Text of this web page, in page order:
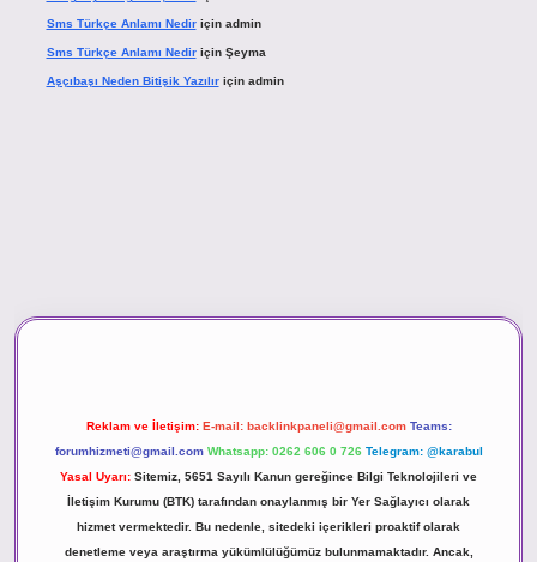
Sms Türkçe Anlamı Nediriçin admin
Sms Türkçe Anlamı Nediriçin Şeyma
Aşçıbaşı Neden Bitişik Yazılıriçin admin
Reklam ve İletişim: E-mail: backlinkpaneli@gmail.com Teams:
forumhizmeti@gmail.com Whatsapp: 0262 606 0 726 Telegram: @karabul
Yasal Uyarı: Sitemiz, 5651 Sayılı Kanun gereğince Bilgi Teknolojileri ve
İletişim Kurumu (BTK) tarafından onaylanmış bir Yer Sağlayıcı olarak
hizmet vermektedir. Bu nedenle, sitedeki içerikleri proaktif olarak
denetleme veya araştırma yükümlülüğümüz bulunmamaktadır. Ancak,